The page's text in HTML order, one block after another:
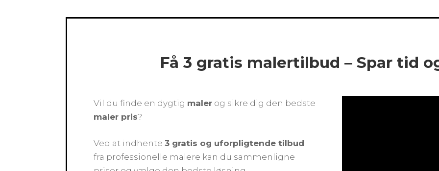
Få 3 gratis malertilbud – Spar tid
Vil du finde en dygtig malerog sikre dig den bedste
maler pris?
Ved at indhente 3 gratis og uforpligtende tilbud
fra professionelle malere kan du sammenligne